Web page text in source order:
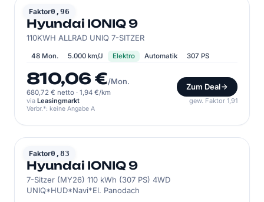
Faktor0,96
HYUNDAI
Hyundai IONIQ 9
110KWH ALLRAD UNIQ 7-SITZER
48 Mon. 5.000 km/J Elektro Automatik 307 PS
810,06 €/Mon.
680,72 € netto · 1,94 €/km
Zum Deal
via Leasingmarkt gew. Faktor 1,91
Verbr.*: keine Angabe A
Faktor0,83
HYUNDAI
Hyundai IONIQ 9
7-Sitzer (MY26) 110 kWh (307 PS) 4WD
UNIQ*HUD*Navi*El. Panodach